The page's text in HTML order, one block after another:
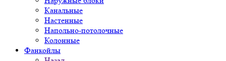
Канальные
Настенные
Напольно-потолочные
Колонные
Фанкойлы